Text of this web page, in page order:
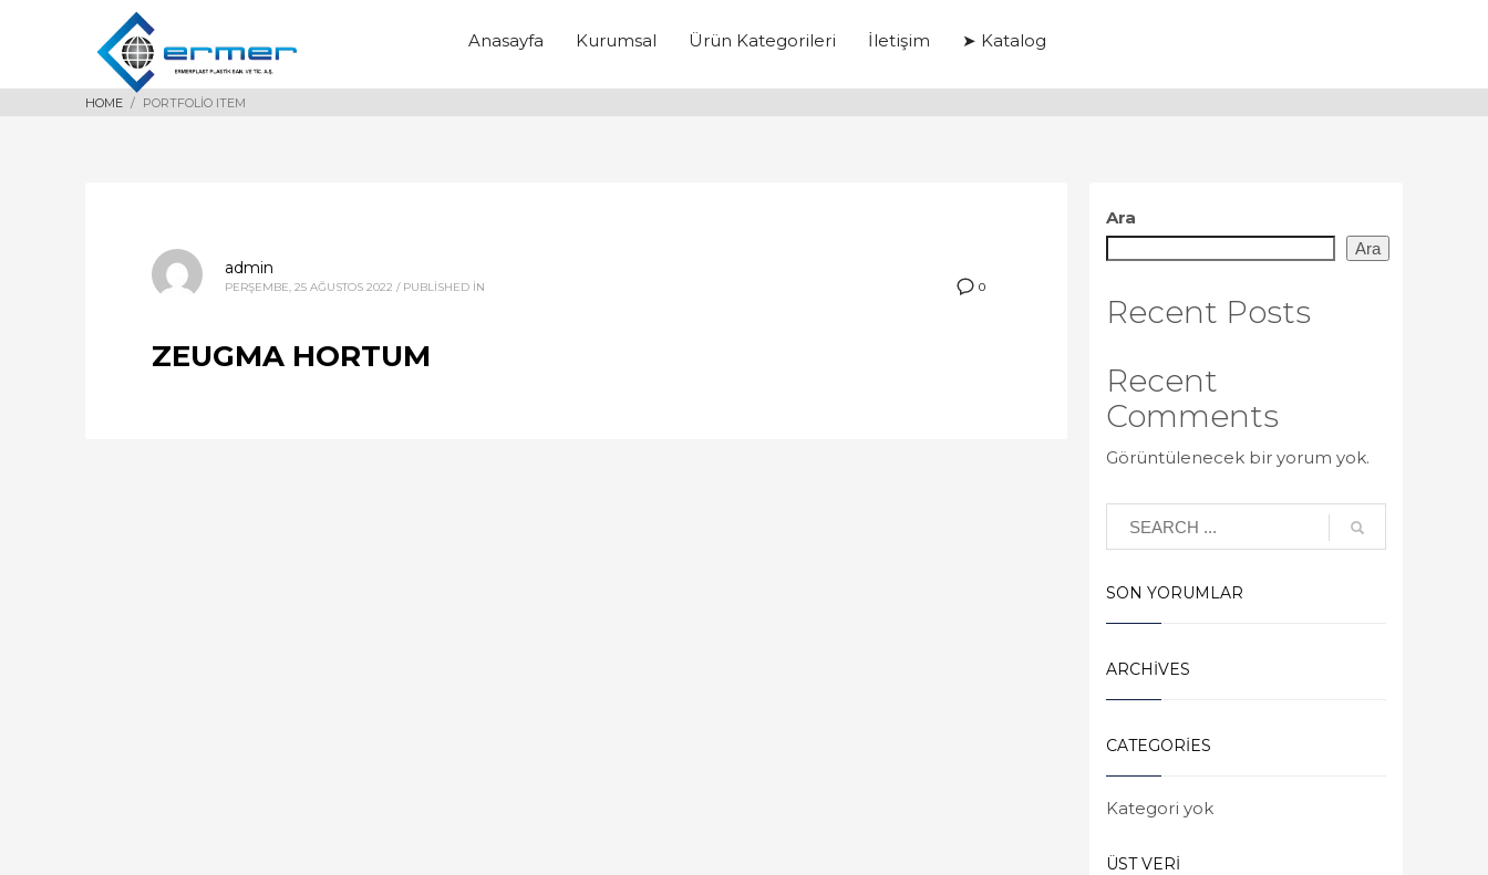
Anasayfa Kurumsal Ürün Kategorileri İletişim ➤ Katalog
HOME PORTFOLIO ITEM
0
admin
PERŞEMBE, 25 AĞUSTOS 2022 / PUBLISHED IN
ZEUGMA HORTUM
Ara
Ara
Recent Posts
Recent
Comments
Görüntülenecek bir yorum yok.
SON YORUMLAR
ARCHIVES
CATEGORIES
Kategori yok
ÜST VERI